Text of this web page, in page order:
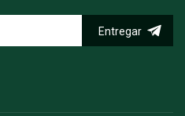
Entregar